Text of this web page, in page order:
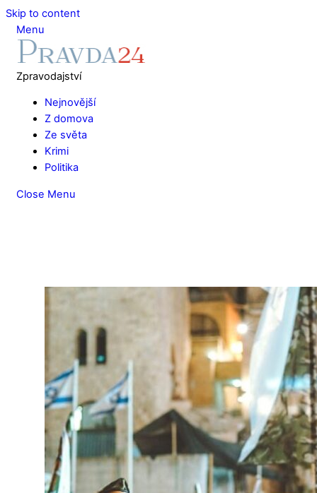
Skip to content
Menu
Zpravodajství
Nejnovější
Z domova
Ze světa
Krimi
Politika
Close Menu